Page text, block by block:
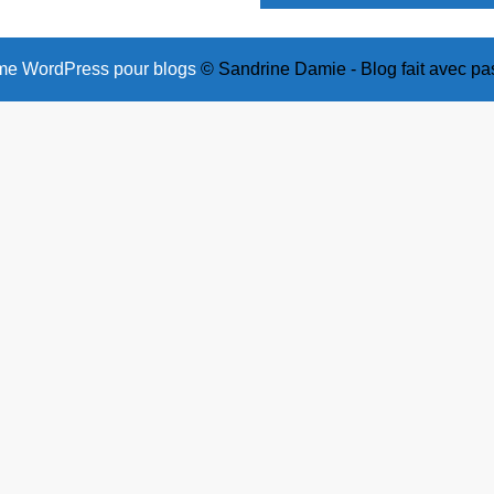
WordPress pour blogs© Sandrine Damie - Blog fait avec